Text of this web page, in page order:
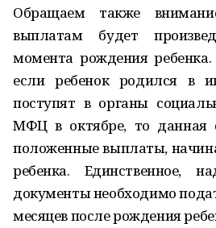
Обращаем также
выплатам будет
момента рождения
если ребенок родился в
поступят в органы
МФЦ в октябре, то данная
положенные выплаты,
ребенка. Единственное,
документы необходимо
месяцев после рождения